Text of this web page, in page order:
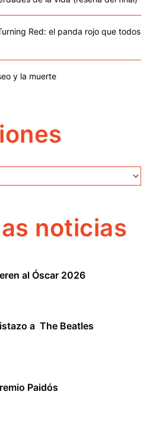
Red: el panda rojo que todos
y la muerte
noticias
al Óscar 2026
a The Beatles
Paidós